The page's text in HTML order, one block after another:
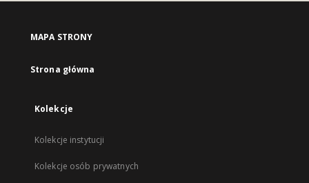
MAPA STRONY
Strona główna
Kolekcje
Kolekcje instytucji
Kolekcje osób prywatnych